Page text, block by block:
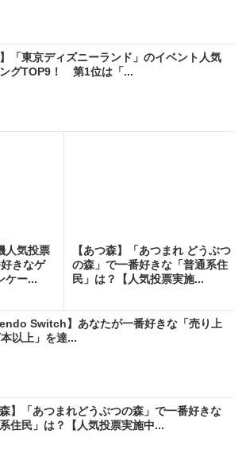
】「東京ディズニーランド」のイベント人気
グTOP9！ 第1位は「...
人気投票
きなゲ
ケー...
【あつ森】「あつまれ どうぶつ
の森」で一番好きな「普通系住
民」は？【人気投票実施...
Switch】あなたが一番好きな「売り上
以上」を達...
森】「あつまれどうぶつの森」で一番好きな
系住民」は？【人気投票実施中...